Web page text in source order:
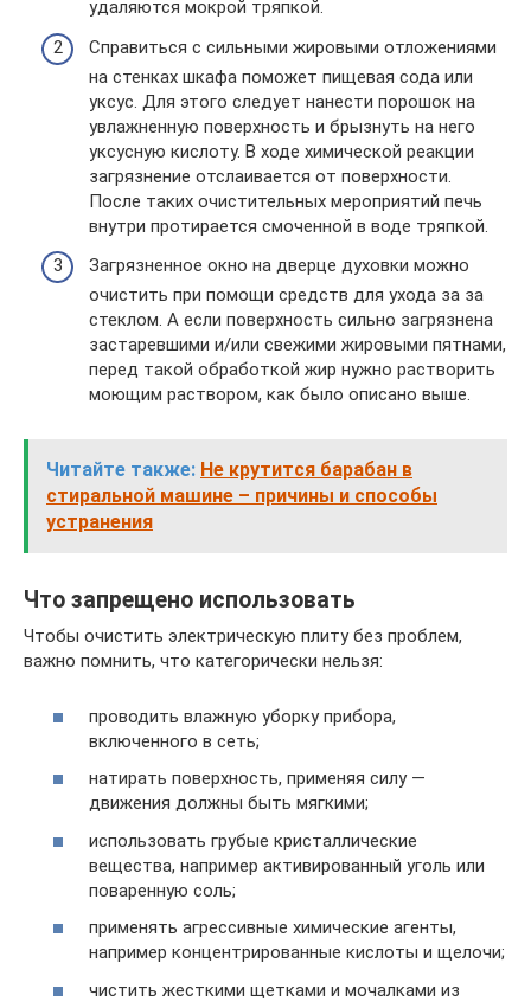
удаляются мокрой тряпкой.
Справиться с сильными жировыми отложениями
на стенках шкафа поможет пищевая сода или
уксус. Для этого следует нанести порошок на
увлажненную поверхность и брызнуть на него
уксусную кислоту. В ходе химической реакции
загрязнение отслаивается от поверхности.
После таких очистительных мероприятий печь
внутри протирается смоченной в воде тряпкой.
Загрязненное окно на дверце духовки можно
очистить при помощи средств для ухода за за
стеклом. А если поверхность сильно загрязнена
застаревшими и/или свежими жировыми пятнами,
перед такой обработкой жир нужно растворить
моющим раствором, как было описано выше.
Читайте также: Не крутится барабан в
стиральной машине – причины и способы
устранения
Что запрещено использовать
Чтобы очистить электрическую плиту без проблем,
важно помнить, что категорически нельзя:
проводить влажную уборку прибора,
включенного в сеть;
натирать поверхность, применяя силу —
движения должны быть мягкими;
использовать грубые кристаллические
вещества, например активированный уголь или
поваренную соль;
применять агрессивные химические агенты,
например концентрированные кислоты и щелочи;
чистить жесткими щетками и мочалками из